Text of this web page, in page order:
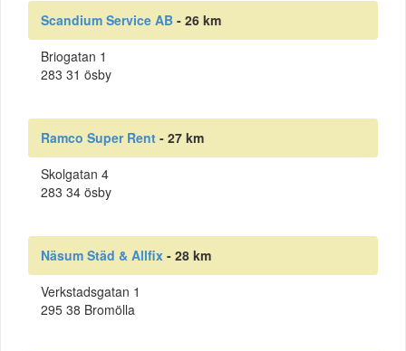
Scandium Service AB - 26 km
Briogatan 1
283 31 ösby
Ramco Super Rent - 27 km
Skolgatan 4
283 34 ösby
Näsum Städ & Allfix - 28 km
Verkstadsgatan 1
295 38 Bromölla